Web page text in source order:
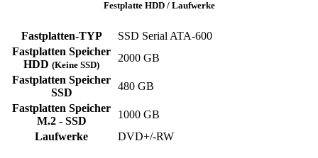
Festplatte HDD / Laufwerke
Fastplatten-TYP
‎SSD ‎Serial ATA-600
Fastplatten Speicher
HDD (Keine SSD)
2000 GB
Fastplatten Speicher
SSD
480 GB
Fastplatten Speicher
M.2 - SSD
1000 GB
Laufwerke
DVD+/-RW